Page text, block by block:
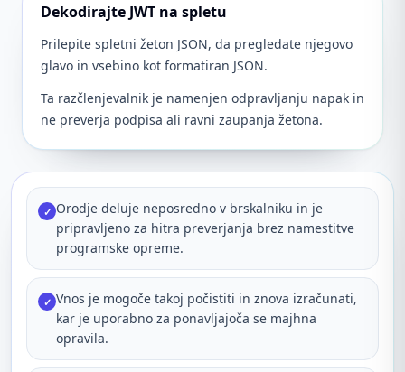
Dekodirajte JWT na spletu
Prilepite spletni žeton JSON, da pregledate njegovo
glavo in vsebino kot formatiran JSON.
Ta razčlenjevalnik je namenjen odpravljanju napak in
ne preverja podpisa ali ravni zaupanja žetona.
✓ Orodje deluje neposredno v brskalniku in je
pripravljeno za hitra preverjanja brez namestitve
programske opreme.
✓ Vnos je mogoče takoj počistiti in znova izračunati,
kar je uporabno za ponavljajoča se majhna
opravila.